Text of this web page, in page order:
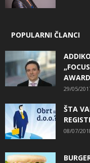
POPULARNI ČLANCI
29/05/
ŠTA
08/07/